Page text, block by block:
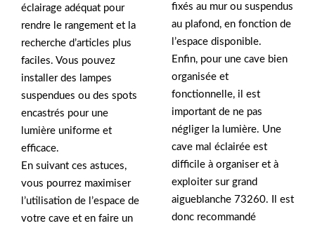
éclairage adéquat pour
rendre le rangement et la
recherche d’articles plus
faciles. Vous pouvez
installer des lampes
suspendues ou des spots
encastrés pour une
lumière uniforme et
efficace.
En suivant ces astuces,
vous pourrez maximiser
l’utilisation de l’espace de
votre cave et en faire un
fixés au mur ou suspendus
au plafond, en fonction de
l’espace disponible.
Enfin, pour une cave bien
organisée et
fonctionnelle, il est
important de ne pas
négliger la lumière. Une
cave mal éclairée est
difficile à organiser et à
exploiter sur grand
aigueblanche 73260. Il est
donc recommandé